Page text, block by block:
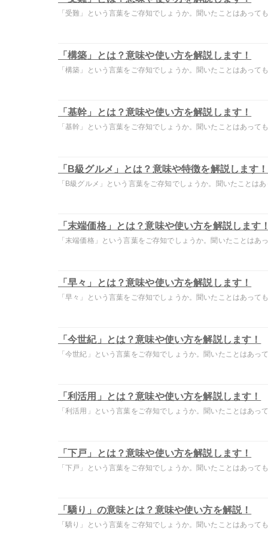
「受難」という言葉をご存知でしょうか。聞いたことはあって
「構築」とは？意味や使い方を解説します！
「構築」という言葉をご存知でしょうか。聞いたことはあって
「基幹」とは？意味や使い方を解説します！
「基幹」という言葉をご存知でしょうか。聞いたことはあって
「B級グルメ」とは？意味や特徴を解説します！
「B級グルメ」という言葉をご存知でしょうか。聞いたことはあ
「末端価格」とは？意味や使い方を解説します！
「末端価格」という言葉をご存知でしょうか。聞いたことはあ
「早々」とは？意味や使い方を解説します！
「早々」という言葉をご存知でしょうか。聞いたことはあって
「今世紀」とは？意味や使い方を解説します！
「今世紀」という言葉をご存知でしょうか。聞いたことはあっ
「利活用」とは？意味や使い方を解説します！
「利活用」という言葉をご存知でしょうか。聞いたことはあっ
「下戸」とは？意味や使い方を解説します！
「下戸」という言葉をご存知でしょうか。聞いたことはあって
「驕り」の意味とは？意味や使い方を解説！
「驕り」という言葉をご存知でしょうか。聞いたことはあって